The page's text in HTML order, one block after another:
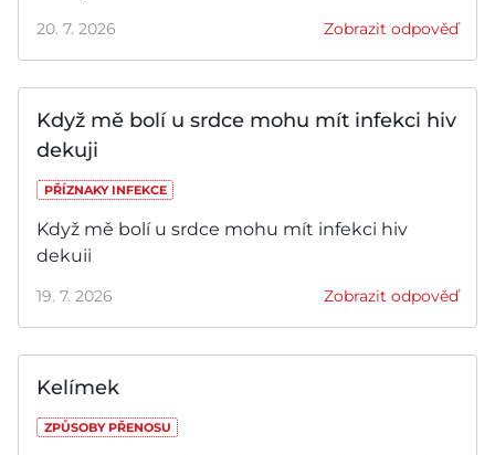
20. 7. 2026 Zobrazit odpověď
Když mě bolí u srdce mohu mít infekci hiv
dekuji
PŘÍZNAKY INFEKCE
Když mě bolí u srdce mohu mít infekci hiv
dekuii
19. 7. 2026 Zobrazit odpověď
Kelímek
ZPŮSOBY PŘENOSU